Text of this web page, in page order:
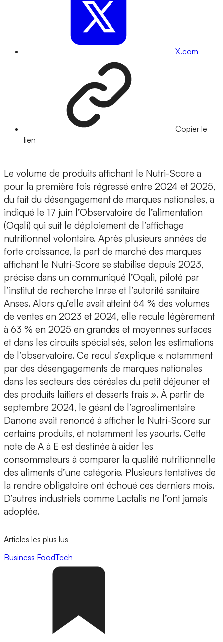
X.com
Copier le
lien
Le volume de produits affichant le Nutri-Score a
pour la première fois régressé entre 2024 et 2025,
du fait du désengagement de marques nationales, a
indiqué le 17 juin l’Observatoire de l’alimentation
(Oqali) qui suit le déploiement de l’affichage
nutritionnel volontaire. Après plusieurs années de
forte croissance, la part de marché des marques
affichant le Nutri-Score se stabilise depuis 2023,
précise dans un communiqué l’Oqali, piloté par
l’institut de recherche Inrae et l’autorité sanitaire
Anses. Alors qu’elle avait atteint 64 % des volumes
de ventes en 2023 et 2024, elle recule légèrement
à 63 % en 2025 en grandes et moyennes surfaces
et dans les circuits spécialisés, selon les estimations
de l’observatoire. Ce recul s’explique « notamment
par des désengagements de marques nationales
dans les secteurs des céréales du petit déjeuner et
des produits laitiers et desserts frais ». À partir de
septembre 2024, le géant de l’agroalimentaire
Danone avait renoncé à afficher le Nutri-Score sur
certains produits, et notamment les yaourts. Cette
note de A à E est destinée à aider les
consommateurs à comparer la qualité nutritionnelle
des aliments d’une catégorie. Plusieurs tentatives de
la rendre obligatoire ont échoué ces derniers mois.
D’autres industriels comme Lactalis ne l’ont jamais
adoptée.
Articles les plus lus
Business FoodTech